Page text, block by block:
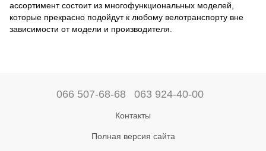
ассортимент состоит из многофункциональных моделей,
которые прекрасно подойдут к любому велотранспорту вне
зависимости от модели и производителя.
066 507-68-68 063 924-40-00
Контакты
Полная версия сайта